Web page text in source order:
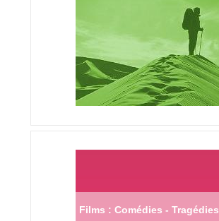
Films : Comédies - Tragédies